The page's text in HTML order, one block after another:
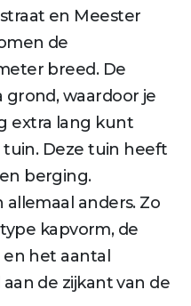
en Meester
de
breed. De
waardoor je
extra lang kunt
Deze tuin heeft
berging.
anders. Zo
kapvorm, de
het aantal
de zijkant van de